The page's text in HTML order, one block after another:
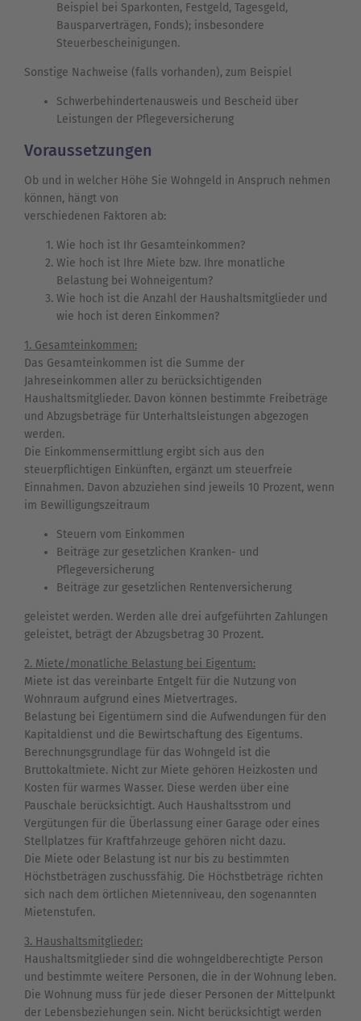
Beispiel bei Sparkonten, Festgeld, Tagesgeld,
Bausparverträgen, Fonds); insbesondere
Steuerbescheinigungen.
Sonstige Nachweise (falls vorhanden), zum Beispiel
Schwerbehindertenausweis und Bescheid über
Leistungen der Pflegeversicherung
Voraussetzungen
Ob und in welcher Höhe Sie Wohngeld in Anspruch nehmen
können, hängt von
verschiedenen Faktoren ab:
Wie hoch ist Ihr Gesamteinkommen?
Wie hoch ist Ihre Miete bzw. Ihre monatliche
Belastung bei Wohneigentum?
Wie hoch ist die Anzahl der Haushaltsmitglieder und
wie hoch ist deren Einkommen?
1. Gesamteinkommen:
Das Gesamteinkommen ist die Summe der
Jahreseinkommen aller zu berücksichtigenden
Haushaltsmitglieder. Davon können bestimmte Freibeträge
und Abzugsbeträge für Unterhaltsleistungen abgezogen
werden.
Die Einkommensermittlung ergibt sich aus den
steuerpflichtigen Einkünften, ergänzt um steuerfreie
Einnahmen. Davon abzuziehen sind jeweils 10 Prozent, wenn
im Bewilligungszeitraum
Steuern vom Einkommen
Beiträge zur gesetzlichen Kranken- und
Pflegeversicherung
Beiträge zur gesetzlichen Rentenversicherung
geleistet werden. Werden alle drei aufgeführten Zahlungen
geleistet, beträgt der Abzugsbetrag 30 Prozent.
2. Miete/monatliche Belastung bei Eigentum:
Miete ist das vereinbarte Entgelt für die Nutzung von
Wohnraum aufgrund eines Mietvertrages.
Belastung bei Eigentümern sind die Aufwendungen für den
Kapitaldienst und die Bewirtschaftung des Eigentums.
Berechnungsgrundlage für das Wohngeld ist die
Bruttokaltmiete. Nicht zur Miete gehören Heizkosten und
Kosten für warmes Wasser. Diese werden über eine
Pauschale berücksichtigt. Auch Haushaltsstrom und
Vergütungen für die Überlassung einer Garage oder eines
Stellplatzes für Kraftfahrzeuge gehören nicht dazu.
Die Miete oder Belastung ist nur bis zu bestimmten
Höchstbeträgen zuschussfähig. Die Höchstbeträge richten
sich nach dem örtlichen Mietenniveau, den sogenannten
Mietenstufen.
3. Haushaltsmitglieder:
Haushaltsmitglieder sind die wohngeldberechtigte Person
und bestimmte weitere Personen, die in der Wohnung leben.
Die Wohnung muss für jede dieser Personen der Mittelpunkt
der Lebensbeziehungen sein. Nicht berücksichtigt werden